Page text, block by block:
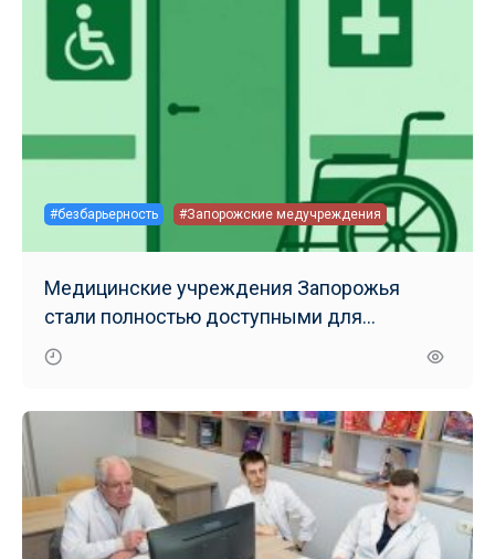
#безбарьерность #Запорожские медучреждения
Медицинские учреждения Запорожья
стали полностью доступными для
маломобильных групп населения